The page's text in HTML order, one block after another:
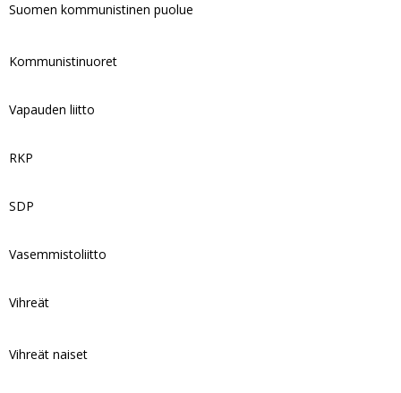
Suomen kommunistinen puolue
Kommunistinuoret
Vapauden liitto
RKP
SDP
Vasemmistoliitto
Vihreät
Vihreät naiset